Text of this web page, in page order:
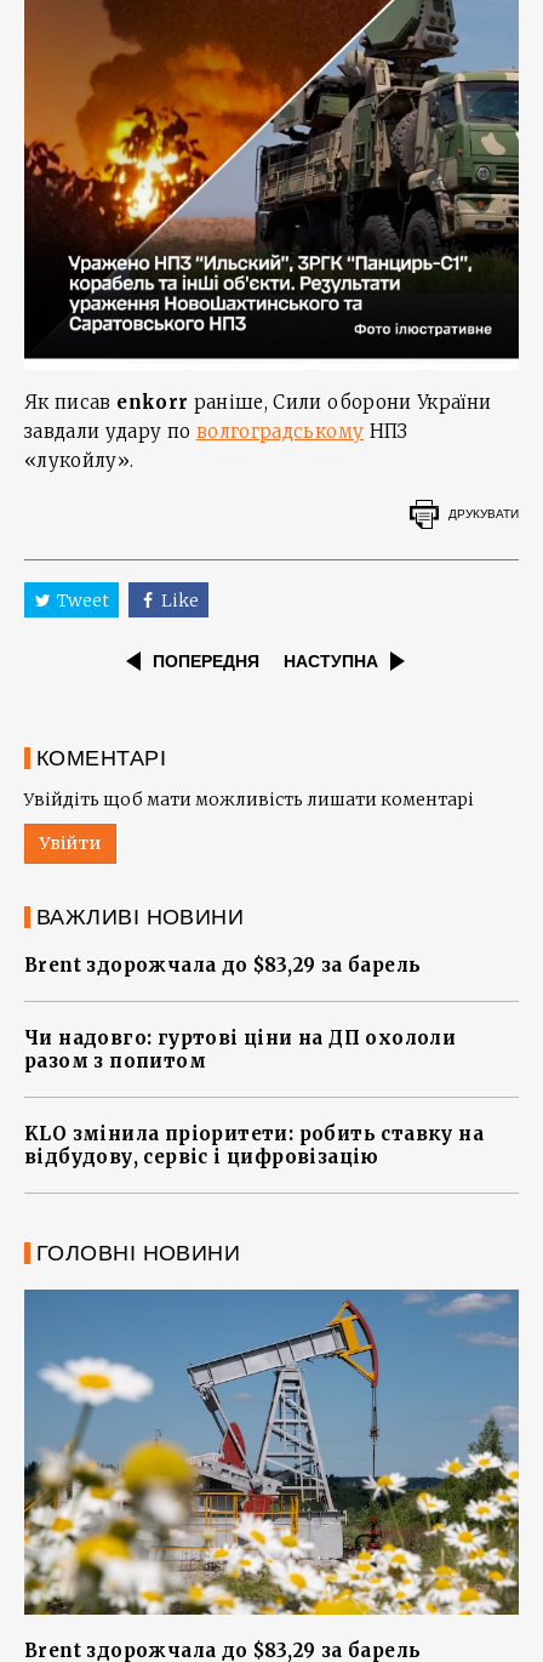
Як писав enkorr раніше, Сили оборони України
завдали удару по волгоградському НПЗ
«лукойлу».
ДРУКУВАТИ
Tweet Like
ПОПЕРЕДНЯ НАСТУПНА
КОМЕНТАРІ
Увійдіть щоб мати можливість лишати коментарі
Увійти
ВАЖЛИВІ НОВИНИ
Brent здорожчала до $83,29 за барель
Чи надовго: гуртові ціни на ДП охололи
разом з попитом
KLO змінила пріоритети: робить ставку на
відбудову, сервіс і цифровізацію
ГОЛОВНІ НОВИНИ
Brent здорожчала до $83,29 за барель